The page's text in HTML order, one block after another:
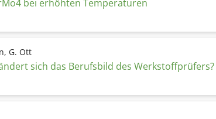
bei erhöhten Temperaturen
G. Ott
sich das Berufsbild des Werkstoffprüfers?